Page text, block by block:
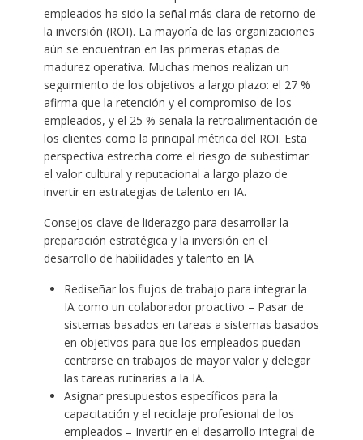
empleados ha sido la señal más clara de retorno de
la inversión (ROI). La mayoría de las organizaciones
aún se encuentran en las primeras etapas de
madurez operativa. Muchas menos realizan un
seguimiento de los objetivos a largo plazo: el 27 %
afirma que la retención y el compromiso de los
empleados, y el 25 % señala la retroalimentación de
los clientes como la principal métrica del ROI. Esta
perspectiva estrecha corre el riesgo de subestimar
el valor cultural y reputacional a largo plazo de
invertir en estrategias de talento en IA.
Consejos clave de liderazgo para desarrollar la
preparación estratégica y la inversión en el
desarrollo de habilidades y talento en IA
Rediseñar los flujos de trabajo para integrar la
IA como un colaborador proactivo – Pasar de
sistemas basados ​​en tareas a sistemas basados
​​en objetivos para que los empleados puedan
centrarse en trabajos de mayor valor y delegar
las tareas rutinarias a la IA.
Asignar presupuestos específicos para la
capacitación y el reciclaje profesional de los
empleados – Invertir en el desarrollo integral de